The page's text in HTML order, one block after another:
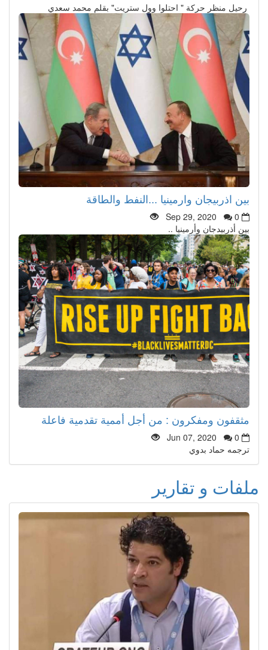
رحيل منظر حركة " احتلوا وول ستريت" بقلم محمد سعدي
بين اذربيجان وارمينيا ...النفط والطاقة
Sep 29, 2020
0
بين أذربيدجان وأرمينيا ..
مثقفون ومفكرون : من أجل أممية تقدمية فاعلة
Jun 07, 2020
0
ترجمه حماد بدوي
ملفات و تقارير